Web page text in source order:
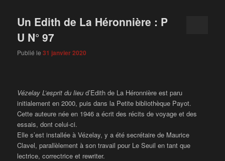
Un Edith de La Héronnière : P
U N° 97
Publié le31 janvier 2020
Vézelay L’esprit du lieud’Edith de La Héronnière est paru
initialement en 2000, puis dans la Petite bibliothèque Payot.
Cette auteure née en 1946 a écrit des récits de voyage et des
essais, dont celui-ci.
Elle s’est installée à Vézelay, y a été secrétaire de Maurice
Clavel, parallèlement à son travail pour Le Seuil en tant que
lectrice, correctrice et rewriter.